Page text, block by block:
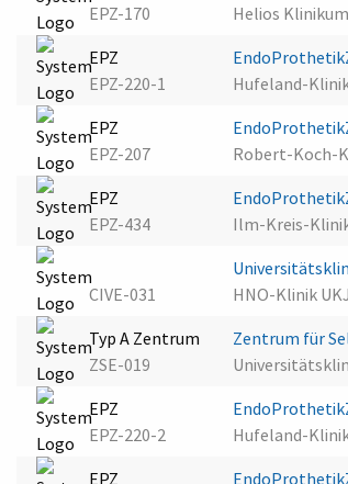
EPZ-170
Helios
EPZ
EPZ-220-1
Hufeland-
EPZ
EPZ-207
Robert-Koch-
EPZ
EPZ-434
Ilm-Kreis-
CIVE-031
HNO-Klinik
Typ A Zentrum
ZSE-019
Zentrum für
EPZ
EPZ-220-2
Hufeland-
EPZ